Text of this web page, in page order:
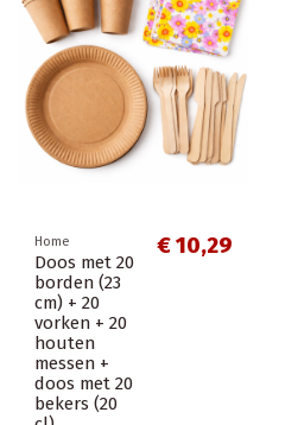
Home
Doos met 20
borden (23
cm) + 20
vorken + 20
houten
messen +
doos met 20
bekers (20
€ 10,29